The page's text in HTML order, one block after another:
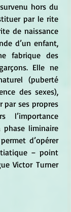
hors du
par le rite
de naissance
d’un enfant,
fabrique des
Elle ne
(puberté
des sexes),
par ses propres
l’importance
liminaire
d’opérer
– point
Victor Turner